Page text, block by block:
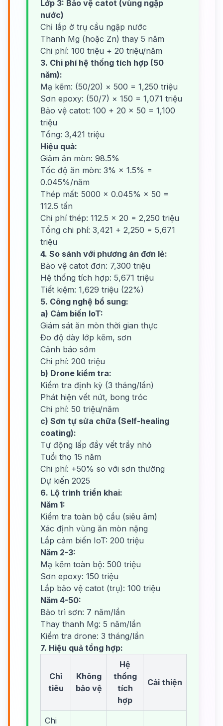
Lớp 3: Bảo vệ catot (vùng ngập
nước)
Chỉ lắp ở trụ cầu ngập nước
Thanh Mg (hoặc Zn) thay 5 năm
Chi phí: 100 triệu + 20 triệu/năm
3. Chi phí hệ thống tích hợp (50
năm):
Mạ kẽm: (50/20) × 500 = 1,250 triệu
Sơn epoxy: (50/7) × 150 = 1,071 triệu
Bảo vệ catot: 100 + 20 × 50 = 1,100
triệu
Tổng: 3,421 triệu
Hiệu quả:
Giảm ăn mòn: 98.5%
Tốc độ ăn mòn: 3% × 1.5% =
0.045%/năm
Thép mất: 5000 × 0.045% × 50 =
112.5 tấn
Chi phí thép: 112.5 × 20 = 2,250 triệu
Tổng chi phí: 3,421 + 2,250 = 5,671
triệu
4. So sánh với phương án đơn lẻ:
Bảo vệ catot đơn: 7,300 triệu
Hệ thống tích hợp: 5,671 triệu
Tiết kiệm: 1,629 triệu (22%)
5. Công nghệ bổ sung:
a) Cảm biến IoT:
Giám sát ăn mòn thời gian thực
Đo độ dày lớp kẽm, sơn
Cảnh báo sớm
Chi phí: 200 triệu
b) Drone kiểm tra:
Kiểm tra định kỳ (3 tháng/lần)
Phát hiện vết nứt, bong tróc
Chi phí: 50 triệu/năm
c) Sơn tự sửa chữa (Self-healing
coating):
Tự động lấp đầy vết trầy nhỏ
Tuổi thọ 15 năm
Chi phí: +50% so với sơn thường
Dự kiến 2025
6. Lộ trình triển khai:
Năm 1:
Kiểm tra toàn bộ cầu (siêu âm)
Xác định vùng ăn mòn nặng
Lắp cảm biến IoT: 200 triệu
Năm 2-3:
Mạ kẽm toàn bộ: 500 triệu
Sơn epoxy: 150 triệu
Lắp bảo vệ catot (trụ): 100 triệu
Năm 4-50:
Bảo trì sơn: 7 năm/lần
Thay thanh Mg: 5 năm/lần
Kiểm tra drone: 3 tháng/lần
7. Hiệu quả tổng hợp:
Chỉ
tiêu
Không
bảo vệ
Hệ
thống
tích
hợp
Cải thiện
Chi